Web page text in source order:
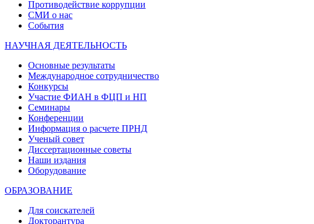
Противодействие коррупции
СМИ о нас
События
НАУЧНАЯ ДЕЯТЕЛЬНОСТЬ
Основные результаты
Международное сотрудничество
Конкурсы
Участие ФИАН в ФЦП и НП
Семинары
Конференции
Информация о расчете ПРНД
Ученый совет
Диссертационные советы
Наши издания
Оборудование
ОБРАЗОВАНИЕ
Для соискателей
Докторантура